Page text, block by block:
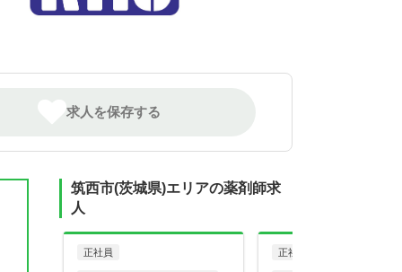
求人を保存する
筑西市(茨城県)エリアの薬剤師求
人
正社員 正社員